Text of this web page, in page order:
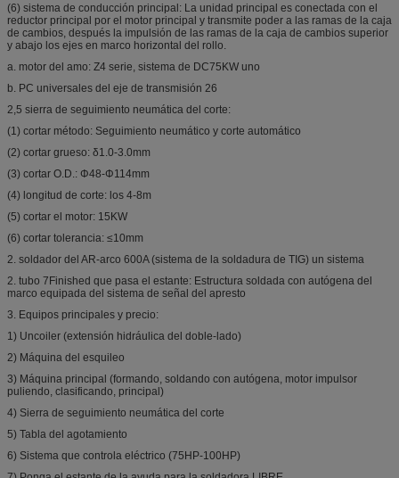
(6) sistema de conducción principal: La unidad principal es conectada con el
reductor principal por el motor principal y transmite poder a las ramas de la caja
de cambios, después la impulsión de las ramas de la caja de cambios superior
y abajo los ejes en marco horizontal del rollo.
a. motor del amo: Z4 serie, sistema de DC75KW uno
b. PC universales del eje de transmisión 26
2,5 sierra de seguimiento neumática del corte:
(1) cortar método: Seguimiento neumático y corte automático
(2) cortar grueso: δ1.0-3.0mm
(3) cortar O.D.: Φ48-Φ114mm
(4) longitud de corte: los 4-8m
(5) cortar el motor: 15KW
(6) cortar tolerancia: ≤10mm
2. soldador del AR-arco 600A (sistema de la soldadura de TIG) un sistema
2. tubo 7Finished que pasa el estante: Estructura soldada con autógena del
marco equipada del sistema de señal del apresto
3. Equipos principales y precio:
1) Uncoiler (extensión hidráulica del doble-lado)
2) Máquina del esquileo
3) Máquina principal (formando, soldando con autógena, motor impulsor
puliendo, clasificando, principal)
4) Sierra de seguimiento neumática del corte
5) Tabla del agotamiento
6) Sistema que controla eléctrico (75HP-100HP)